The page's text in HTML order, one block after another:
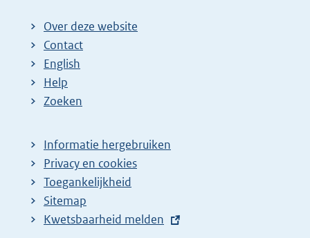
Over deze website
Contact
English
Help
Zoeken
Informatie hergebruiken
Privacy en cookies
Toegankelijkheid
Sitemap
E
Kwetsbaarheid melden